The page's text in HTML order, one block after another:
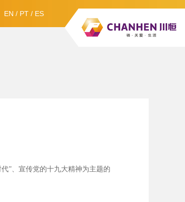
EN / PT / ES
”、宣传党的十九大精神为主题的